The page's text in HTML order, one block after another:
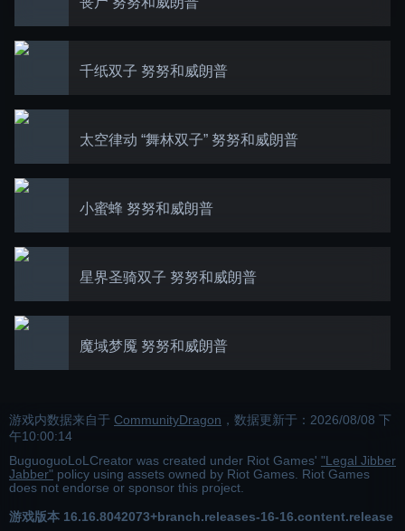
千纸双子 努努和威朗普
太空律动 “舞林双子” 努努和威朗普
小蜜蜂 努努和威朗普
星界圣骑双子 努努和威朗普
魔域梦魇 努努和威朗普
游戏内数据来自于 CommunityDragon ，数据更新于： 2026/08/08 下
午10:00:14
BuguoguoLoLCreator was created under Riot Games' "Legal Jibber
Jabber" policy using assets owned by Riot Games. Riot Games
does not endorse or sponsor this project.
游戏版本 16.16.8042073+branch.releases-16-16.content.release